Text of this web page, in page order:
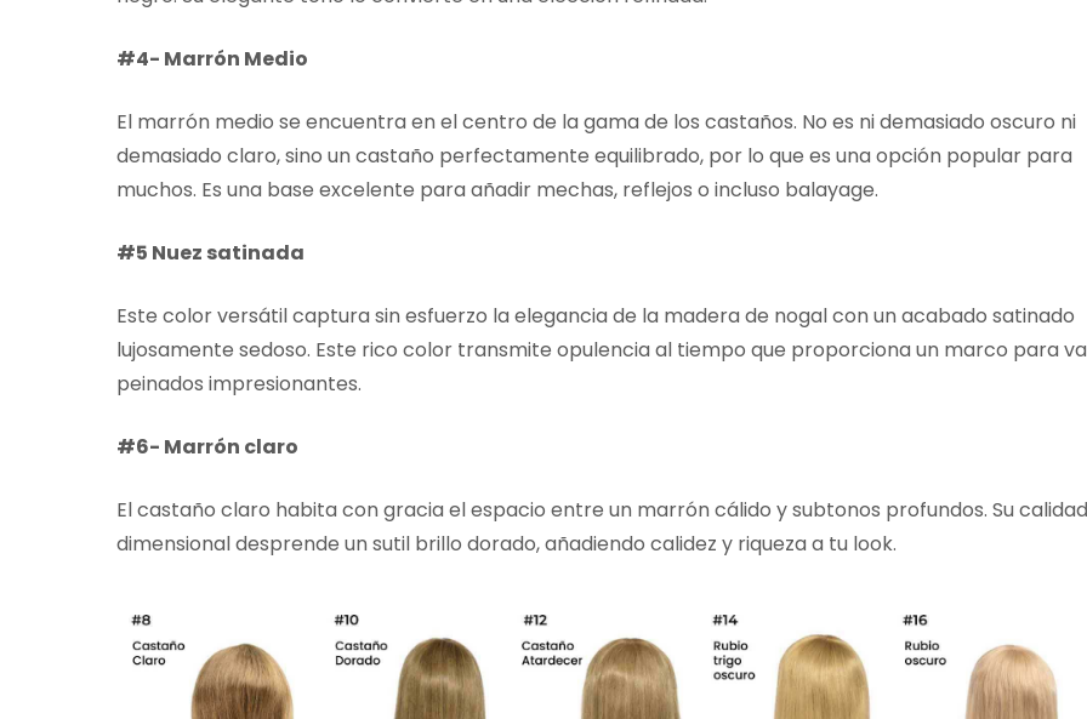
#4- Marrón Medio
El marrón medio se encuentra en el centro de la gama de los castaños. No es ni demasiado oscuro ni
demasiado claro, sino un castaño perfectamente equilibrado, por lo que es una opción popular para
muchos. Es una base excelente para añadir mechas, reflejos o incluso balayage.
#5 Nuez satinada
Este color versátil captura sin esfuerzo la elegancia de la madera de nogal con un acabado satinado
lujosamente sedoso. Este rico color transmite opulencia al tiempo que proporciona un marco para
peinados impresionantes.
#6- Marrón claro
El castaño claro habita con gracia el espacio entre un marrón cálido y subtonos profundos. Su calidad
dimensional desprende un sutil brillo dorado, añadiendo calidez y riqueza a tu look.